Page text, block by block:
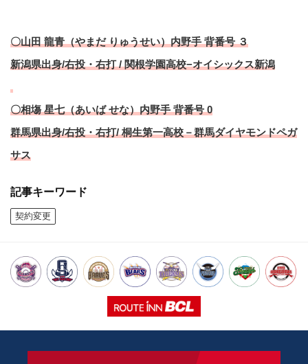
〇山田 龍青（やまだ りゅうせい）内野手 背番号 ３
新潟県出身/右投・右打 / 関根学園⾼校−オイシックス新潟
〇相塲 星七（あいば せな）内野手 背番号 0
群馬県出身/右投・右打/ 桐生第一高校－群馬ダイヤモンドペガ
サス
記事キーワード
契約変更